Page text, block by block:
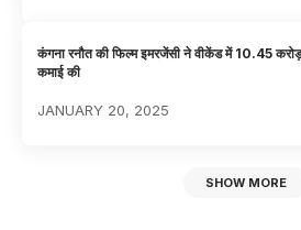
कंगना रनौत की फिल्म इमरजेंसी ने वीकेंड में 10.45
कमाई की
JANUARY 20, 2025
SHOW MORE